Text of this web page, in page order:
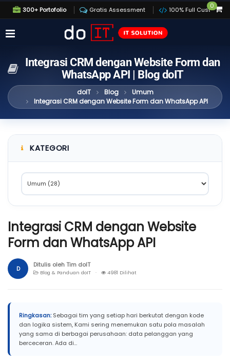
300+ Portofolio Gratis Assessment 100% Full Custom
0
Integrasi CRM dengan Website Form dan
WhatsApp API | Blog doIT
doIT Blog
Umum
Integrasi CRM dengan Website Form dan WhatsApp API
KATEGORI
Integrasi CRM dengan Website
Form dan WhatsApp API
D Ditulis oleh Tim doIT
Blog & Panduan doIT · 4981 Dilihat
Ringkasan:Sebagai tim yang setiap hari berkutat dengan kode
dan logika sistem, Kami sering menemukan satu pola masalah
yang sama di berbagai perusahaan: data pelanggan yang
berceceran. Ada di...